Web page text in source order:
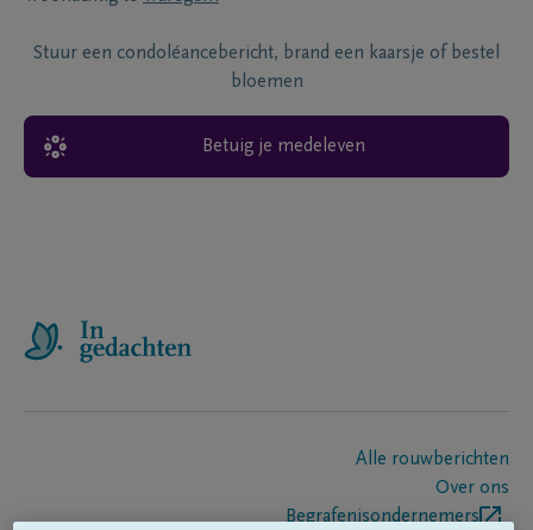
Stuur een condoléancebericht, brand een kaarsje of bestel
bloemen
Betuig je medeleven
Alle rouwberichten
Over ons
Begrafenisondernemers